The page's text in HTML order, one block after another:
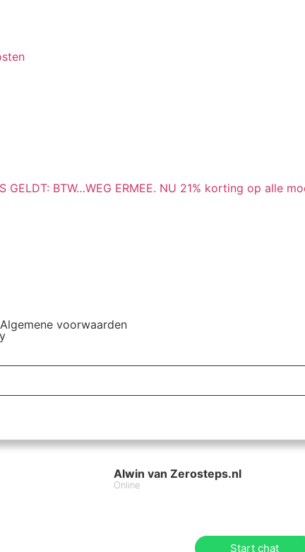
GELDT: BTW…WEG ERMEE. NU 21% korting op alle
Algemene voorwaarden
Alwin van Zerosteps.nl
Online
Start chat